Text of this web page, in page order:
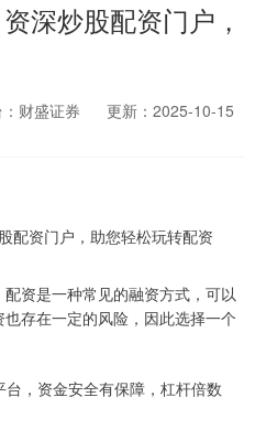
深炒股配资门户，
财盛证券
更新：2025-10-15
资是一种常见的融资方式，可以
存在一定的风险，因此选择一个
，资金安全有保障，杠杆倍数